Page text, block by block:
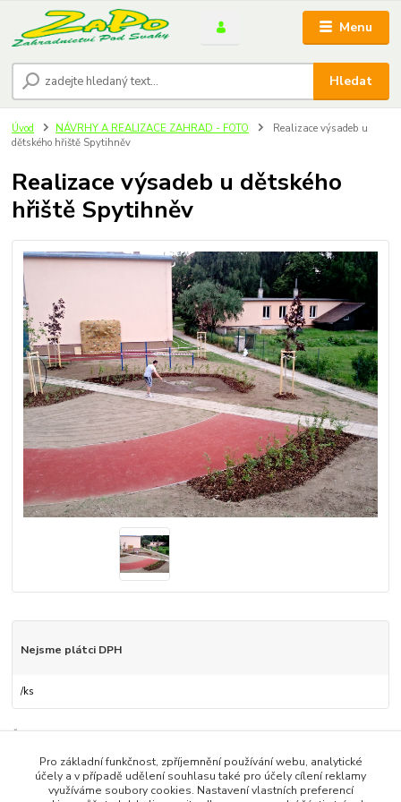
Menu
Hledat
Úvod NÁVRHY A REALIZACE ZAHRAD - FOTO
Realizace výsadeb u
dětského hřiště Spytihněv
Realizace výsadeb u dětského
hřiště Spytihněv
Nejsme plátci DPH
/ks
Číslo produktu: 16
Zboží zařazeno v kategoriích
Pro základní funkčnost, zpříjemnění používání webu, analytické
účely a v případě udělení souhlasu také pro účely cílení reklamy
využíváme soubory cookies. Nastavení vlastních preferencí